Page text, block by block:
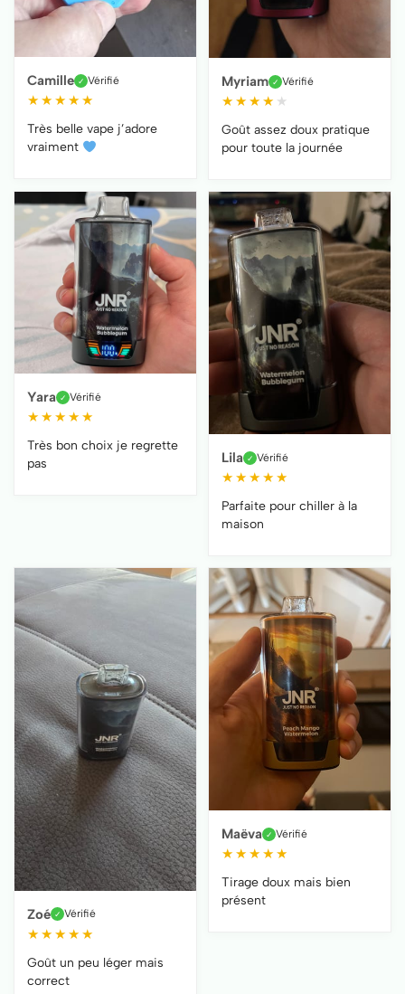
Camille ✓ Vérifié
★ ★ ★ ★ ★
Très belle vape j’adore
vraiment
Myriam ✓ Vérifié
★ ★ ★ ★ ★
Goût assez doux pratique
pour toute la journée
Yara ✓ Vérifié
★ ★ ★ ★ ★
Très bon choix je regrette
pas
Lila ✓ Vérifié
★ ★ ★ ★ ★
Parfaite pour chiller à la
maison
Zoé ✓ Vérifié
★ ★ ★ ★ ★
Goût un peu léger mais
correct
Maëva ✓ Vérifié
★ ★ ★ ★ ★
Tirage doux mais bien
présent